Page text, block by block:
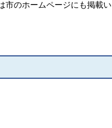
市のホームページにも掲載い